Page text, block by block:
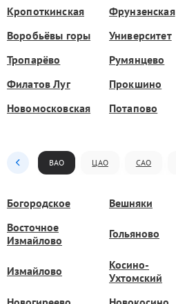
Кропоткинская Фрунзенская
Воробьёвы горы
Университет
Тропарёво
Румянцево
Филатов Луг
Прокшино
Новомосковская
Потапово
ВАО ЦАО САО
Богородское Вешняки
Восточное
Измайлово
Гольяново
Измайлово
Косино-
Ухтомский